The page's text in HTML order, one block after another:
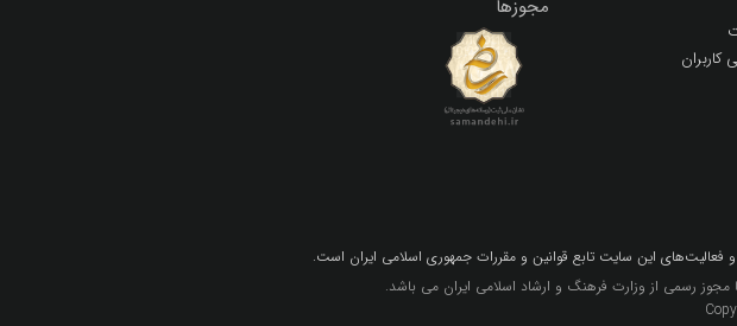
مجوزها
اين سايت تابع قوانين و مقررات جمهوري اسلامي ايران است.
رسمی از وزارت فرهنگ و ارشاد اسلامی ایران می باشد.